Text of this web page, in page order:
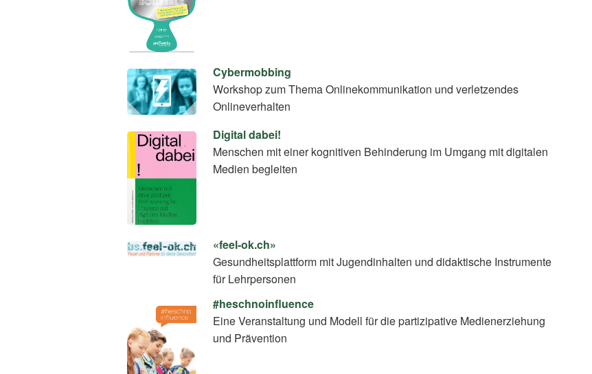
Cybermobbing
Workshop zum Thema On­line­kom­mu­ni­ka­ti­on und verletzendes
Onlineverhalten
Digital dabei!
Menschen mit einer kognitiven Behinderung im Umgang mit digitalen
Medien begleiten
«feel-ok.ch»
Gesundheitsplattform mit Jugendinhalten und didaktische Instrumente
für Lehrpersonen
#heschnoinfluence
Eine Veranstaltung und Modell für die partizipative Medienerziehung
und Prävention